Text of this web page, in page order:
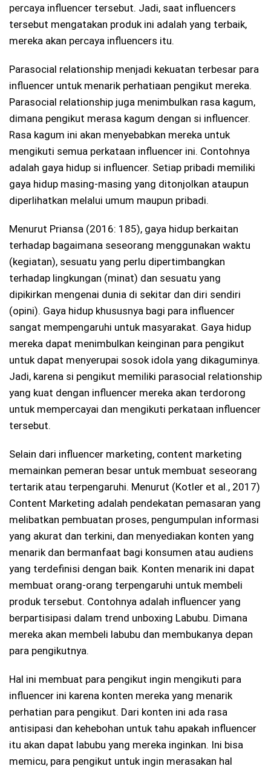
percaya influencer tersebut. Jadi, saat influencers
tersebut mengatakan produk ini adalah yang terbaik,
mereka akan percaya influencers itu.
Parasocial relationship menjadi kekuatan terbesar para
influencer untuk menarik perhatiaan pengikut mereka.
Parasocial relationship juga menimbulkan rasa kagum,
dimana pengikut merasa kagum dengan si influencer.
Rasa kagum ini akan menyebabkan mereka untuk
mengikuti semua perkataan influencer ini. Contohnya
adalah gaya hidup si influencer. Setiap pribadi memiliki
gaya hidup masing-masing yang ditonjolkan ataupun
diperlihatkan melalui umum maupun pribadi.
Menurut Priansa (2016: 185), gaya hidup berkaitan
terhadap bagaimana seseorang menggunakan waktu
(kegiatan), sesuatu yang perlu dipertimbangkan
terhadap lingkungan (minat) dan sesuatu yang
dipikirkan mengenai dunia di sekitar dan diri sendiri
(opini). Gaya hidup khususnya bagi para influencer
sangat mempengaruhi untuk masyarakat. Gaya hidup
mereka dapat menimbulkan keinginan para pengikut
untuk dapat menyerupai sosok idola yang dikaguminya.
Jadi, karena si pengikut memiliki parasocial relationship
yang kuat dengan influencer mereka akan terdorong
untuk mempercayai dan mengikuti perkataan influencer
tersebut.
Selain dari influencer marketing, content marketing
memainkan pemeran besar untuk membuat seseorang
tertarik atau terpengaruhi. Menurut (Kotler et al., 2017)
Content Marketing adalah pendekatan pemasaran yang
melibatkan pembuatan proses, pengumpulan informasi
yang akurat dan terkini, dan menyediakan konten yang
menarik dan bermanfaat bagi konsumen atau audiens
yang terdefinisi dengan baik. Konten menarik ini dapat
membuat orang-orang terpengaruhi untuk membeli
produk tersebut. Contohnya adalah influencer yang
berpartisipasi dalam trend unboxing Labubu. Dimana
mereka akan membeli labubu dan membukanya depan
para pengikutnya.
Hal ini membuat para pengikut ingin mengikuti para
influencer ini karena konten mereka yang menarik
perhatian para pengikut. Dari konten ini ada rasa
antisipasi dan kehebohan untuk tahu apakah influencer
itu akan dapat labubu yang mereka inginkan. Ini bisa
memicu, para pengikut untuk ingin merasakan hal